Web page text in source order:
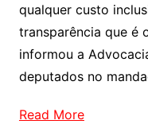
qualquer custo
transparência que é
informou a
deputados no
Read More